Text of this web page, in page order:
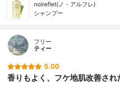
noireflet(ノ・アルフレ)
シャンプー
フリー
ティー
5.00
香りもよく、フケ地肌改善され